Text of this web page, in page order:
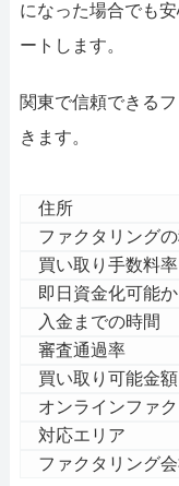
になった場合でも
ートします。
関東で信頼できる
きます。
住所
ファクタリング
買い取り手数料率
即日資金化可能か
入金までの時間
審査通過率
買い取り可能金額
オンラインファ
対応エリア
ファクタリング